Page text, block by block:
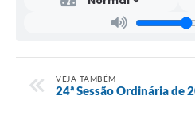
VEJA TAMBÉM
24ª Sessão Ordinária de